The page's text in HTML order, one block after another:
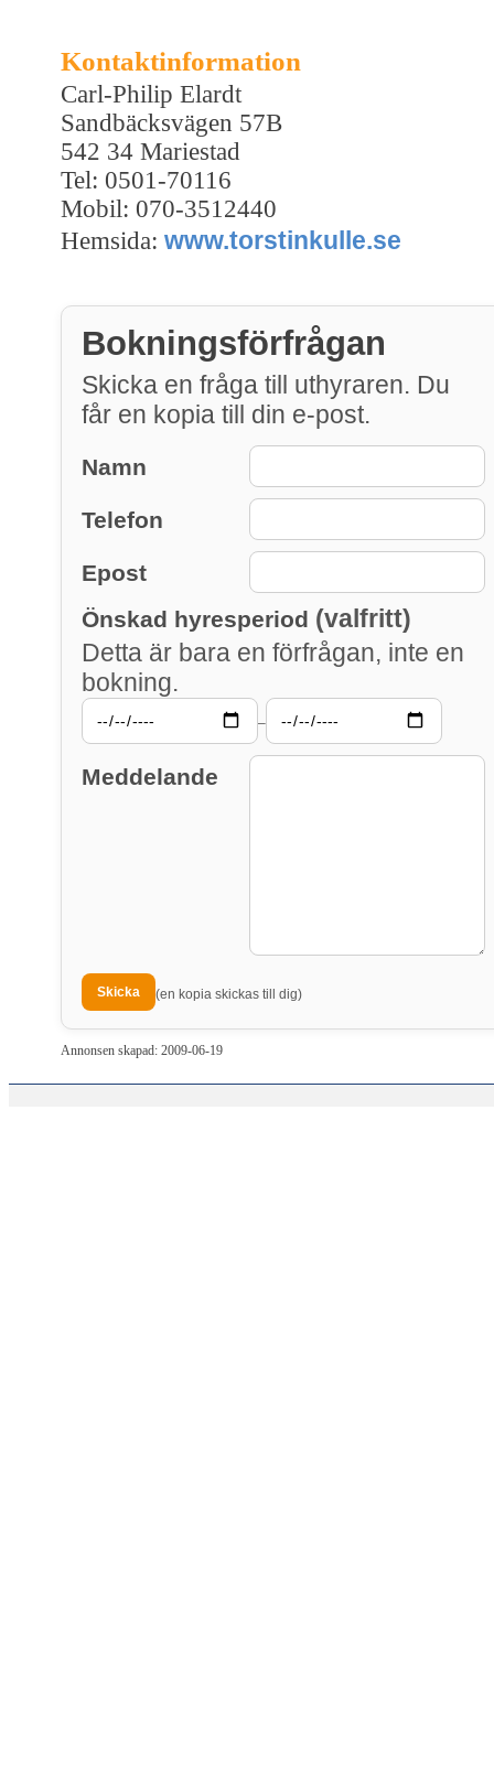
Kontaktinformation
Carl-Philip Elardt
Sandbäcksvägen 57B
542 34 Mariestad
Tel: 0501-70116
Mobil: 070-3512440
Hemsida: www.torstinkulle.se
Bokningsförfrågan
Skicka en fråga till uthyraren. Du
får en kopia till din e-post.
Namn
Telefon
Epost
Önskad hyresperiod (valfritt)
Detta är bara en förfrågan, inte en
bokning.
–
Meddelande
(en kopia skickas till dig)
Annonsen skapad: 2009-06-19